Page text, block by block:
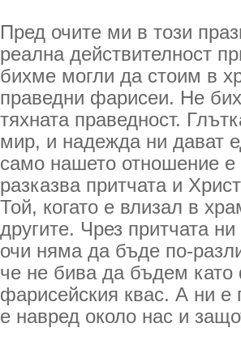
Пред очите ми в този
реална действителност
бихме могли да стоим в
праведни фарисеи. Не
тяхната праведност.
мир, и надежда ни дават
само нашето отношение
разказва притчата и
Той, когато е влизал в
другите. Чрез притчата
очи няма да бъде по-
че не бива да бъдем
фарисейския квас. А ни е
е навред около нас и